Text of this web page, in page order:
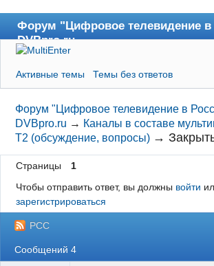
Форум "Цифровое телевидение в
DVBpro.ru
Форум
Сайт DVBpro.ru
Поиск
Регистрация
Вход
Активные темы Темы без ответов
Форум "Цифровое телевидение в
DVBpro.ru → Каналы в составе
T2 (обсуждение, вопросы) →
Страницы
1
Чтобы отправить ответ, вы должны войти
зарегистрироваться
РСС
Сообщений 4